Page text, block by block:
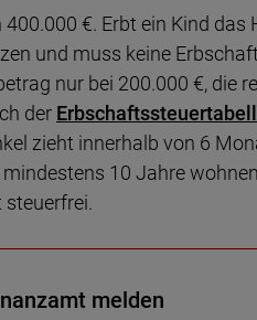
€. Erbt ein Kind das
und muss keine
nur bei 200.000 €, die
der
zieht inner­halb von 6
10 Jahre
steuerfrei.
melden